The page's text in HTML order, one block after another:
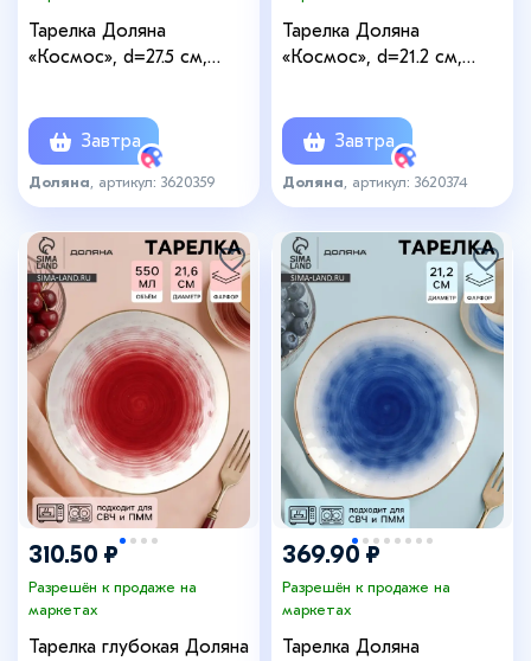
Тарелка Доляна
«Космос», d=27.5 см,
Завтра
Доляна , артикул: 3620359
Тарелка Доляна
«Космос», d=21.2 см,
Завтра
Доляна , артикул: 3620374
310.50 ₽
Разрешён к продаже на
маркетах
Тарелка глубокая Доляна
369.90 ₽
Разрешён к продаже на
маркетах
Тарелка Доляна